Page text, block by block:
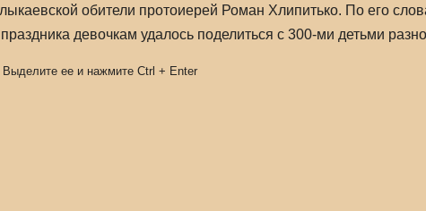
обители протоиерей Роман Хлипитько. По его
праздника девочкам удалось поделиться с 300-ми детьми
ее и нажмите Ctrl + Enter